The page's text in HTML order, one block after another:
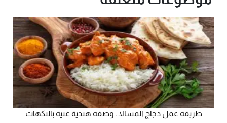
طريقة عمل دجاج المسالا.. وصفة هندية غنية بالنكهات